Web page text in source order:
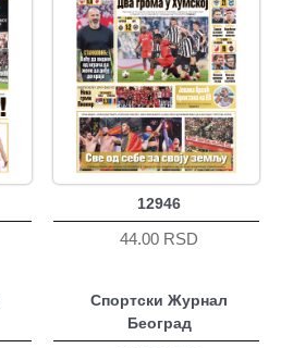
12946
44.00 RSD
Спортски Журнал
Београд